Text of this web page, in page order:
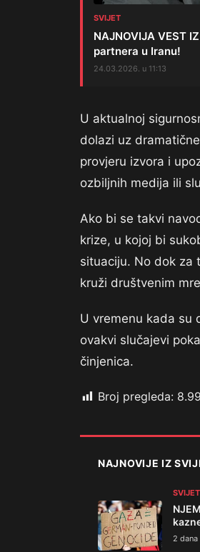
SVIJET
NAJNOVIJA VEST
partnera u Iranu!
24.03.2026. u 11:13
U aktualnoj
dolazi uz
provjeru izvora i
ozbiljnih medija ili
Ako bi se takvi
krize, u kojoj bi
situaciju. No dok za
kruži društvenim
U vremenu kada su
ovakvi slučajevi
činjenica.
Broj pregleda:
NAJNOVIJE IZ
SVIJET
2 dana